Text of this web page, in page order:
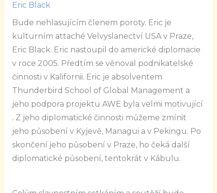
Eric Black
Bude nehlasujícím členem poroty. Eric je
kulturním attaché Velvyslanectví USA v Praze,
Eric Black. Eric nastoupil do americké diplomacie
v roce 2005. Předtím se věnoval podnikatelské
činnosti v Kalifornii. Eric je absolventem
Thunderbird School of Global Management a
jeho podpora projektu AWE byla velmi motivující
. Z jeho diplomatické činnosti můžeme zmínit
jeho působení v Kyjevě, Managui a v Pekingu. Po
skončení jeho působení v Praze, ho čeká další
diplomatické působení, tentokrát v Kábulu.